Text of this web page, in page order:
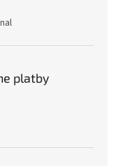
platby